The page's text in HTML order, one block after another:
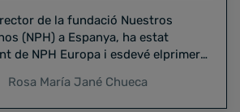
de la fundació Nuestros
(NPH) a Espanya, ha estat
de NPH Europa i esdevé elprimer
Rosa María Jané Chueca